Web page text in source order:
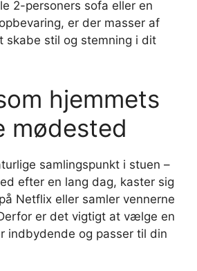
2-personers sofa eller en
er der masser af
skabe stil og stemning i dit
hjemmets
mødested
samlingspunkt i stuen –
efter en lang dag, kaster sig
Netflix eller samler vennerne
er det vigtigt at vælge en
indbydende og passer til din